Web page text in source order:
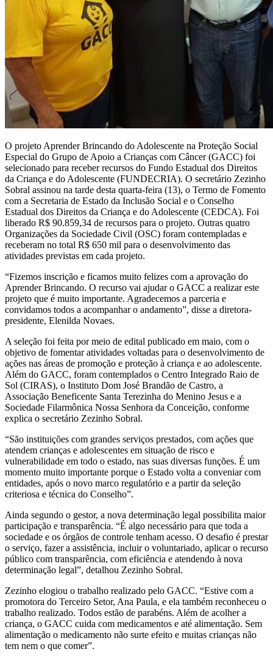
O projeto Aprender Brincando do Adolescente na Proteção Social
Especial do Grupo de Apoio a Crianças com Câncer (GACC) foi
selecionado para receber recursos do Fundo Estadual dos Direitos
da Criança e do Adolescente (FUNDECRIA). O secretário Zezinho
Sobral assinou na tarde desta quarta-feira (13), o Termo de Fomento
com a Secretaria de Estado da Inclusão Social e o Conselho
Estadual dos Direitos da Criança e do Adolescente (CEDCA). Foi
liberado R$ 90.859,34 de recursos para o projeto. Outras quatro
Organizações da Sociedade Civil (OSC) foram contempladas e
receberam no total R$ 650 mil para o desenvolvimento das
atividades previstas em cada projeto.
“Fizemos inscrição e ficamos muito felizes com a aprovação do
Aprender Brincando. O recurso vai ajudar o GACC a realizar este
projeto que é muito importante. Agradecemos a parceria e
convidamos todos a acompanhar o andamento”, disse a diretora-
presidente, Elenilda Novaes.
A seleção foi feita por meio de edital publicado em maio, com o
objetivo de fomentar atividades voltadas para o desenvolvimento de
ações nas áreas de promoção e proteção à criança e ao adolescente.
Além do GACC, foram contemplados o Centro Integrado Raio de
Sol (CIRAS), o Instituto Dom José Brandão de Castro, a
Associação Beneficente Santa Terezinha do Menino Jesus e a
Sociedade Filarmônica Nossa Senhora da Conceição, conforme
explica o secretário Zezinho Sobral.
“São instituições com grandes serviços prestados, com ações que
atendem crianças e adolescentes em situação de risco e
vulnerabilidade em todo o estado, nas suas diversas funções. É um
momento muito importante porque o Estado volta a conveniar com
entidades, após o novo marco regulatório e a partir da seleção
criteriosa e técnica do Conselho”.
Ainda segundo o gestor, a nova determinação legal possibilita maior
participação e transparência. “É algo necessário para que toda a
sociedade e os órgãos de controle tenham acesso. O desafio é prestar
o serviço, fazer a assistência, incluir o voluntariado, aplicar o recurso
público com transparência, com eficiência e atendendo à nova
determinação legal”, detalhou Zezinho Sobral.
Zezinho elogiou o trabalho realizado pelo GACC. “Estive com a
promotora do Terceiro Setor, Ana Paula, e ela também reconheceu o
trabalho realizado. Todos estão de parabéns. Além de acolher a
criança, o GACC cuida com medicamentos e até alimentação. Sem
alimentação o medicamento não surte efeito e muitas crianças não
tem nem o que comer”.